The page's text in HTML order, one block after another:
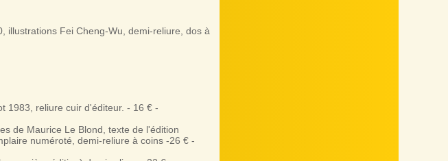
illustrations Fei Cheng-Wu, demi-reliure, dos à
1983, reliure cuir d'éditeur. - 16 € -
de Maurice Le Blond, texte de l'édition
numéroté, demi-reliure à coins -26 € -